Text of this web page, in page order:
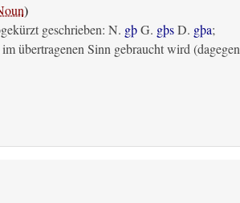
)
geschrieben: N. gþG. gþsD. gþa;
übertragenen Sinn gebraucht wird (dagegen